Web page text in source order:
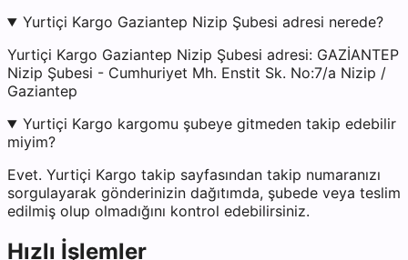
Yurtiçi Kargo Gaziantep Nizip Şubesi adresi nerede?
Yurtiçi Kargo Gaziantep Nizip Şubesi adresi: GAZİANTEP
Nizip Şubesi - Cumhuriyet Mh. Enstit Sk. No:7/a Nizip /
Gaziantep
Yurtiçi Kargo kargomu şubeye gitmeden takip edebilir
miyim?
Evet. Yurtiçi Kargo takip sayfasından takip numaranızı
sorgulayarak gönderinizin dağıtımda, şubede veya teslim
edilmiş olup olmadığını kontrol edebilirsiniz.
Hızlı İşlemler